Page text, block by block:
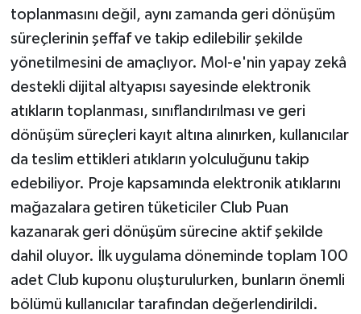
toplanmasını değil, aynı zamanda geri dönüşüm
süreçlerinin şeffaf ve takip edilebilir şekilde
yönetilmesini de amaçlıyor. Mol-e'nin yapay zekâ
destekli dijital altyapısı sayesinde elektronik
atıkların toplanması, sınıflandırılması ve geri
dönüşüm süreçleri kayıt altına alınırken, kullanıcılar
da teslim ettikleri atıkların yolculuğunu takip
edebiliyor. Proje kapsamında elektronik atıklarını
mağazalara getiren tüketiciler Club Puan
kazanarak geri dönüşüm sürecine aktif şekilde
dahil oluyor. İlk uygulama döneminde toplam 100
adet Club kuponu oluşturulurken, bunların önemli
bölümü kullanıcılar tarafından değerlendirildi.